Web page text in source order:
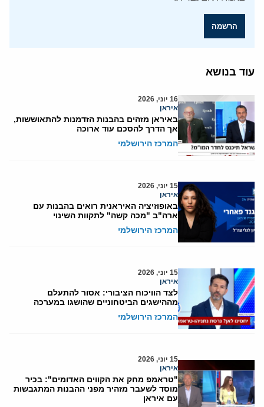
הרשמה
עוד בנושא
16 יוני, 2026
איראן
באיראן מזהים בהבנות הזדמנות להתאוששות,
אך הדרך להסכם עוד ארוכה
המרכז הירושלמי
15 יוני, 2026
איראן
באופוזיציה האיראנית רואים בהבנות עם
ארה"ב "מכה קשה" לתקוות השינוי
המרכז הירושלמי
15 יוני, 2026
איראן
לצד הוויכוח הציבורי: אסור להתעלם
מההישגים הביטחוניים שהושגו במערכה
המרכז הירושלמי
15 יוני, 2026
איראן
"טראמפ מחק את הקווים האדומים": בכיר
מוסד לשעבר מזהיר מפני ההבנות המתגבשות
עם איראן